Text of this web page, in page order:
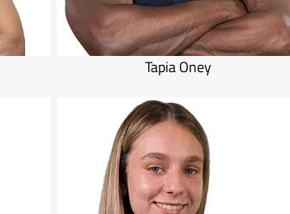
Tapia Oney